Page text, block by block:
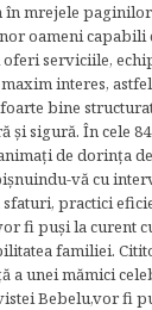
mrejele
oameni
oferi serviciile,
interes,
bine
şi sigură. În cele
de dorinţa
vă cu
practici
fi puşi la curent
familiei.
a unei mămici
Bebelu,vor fi